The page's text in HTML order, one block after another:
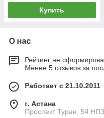
Купить
О нас
Рейтинг не
Менее 5 отзывов за
Работает с 21.10.2011
г. Астана
Проспект Туран, 54